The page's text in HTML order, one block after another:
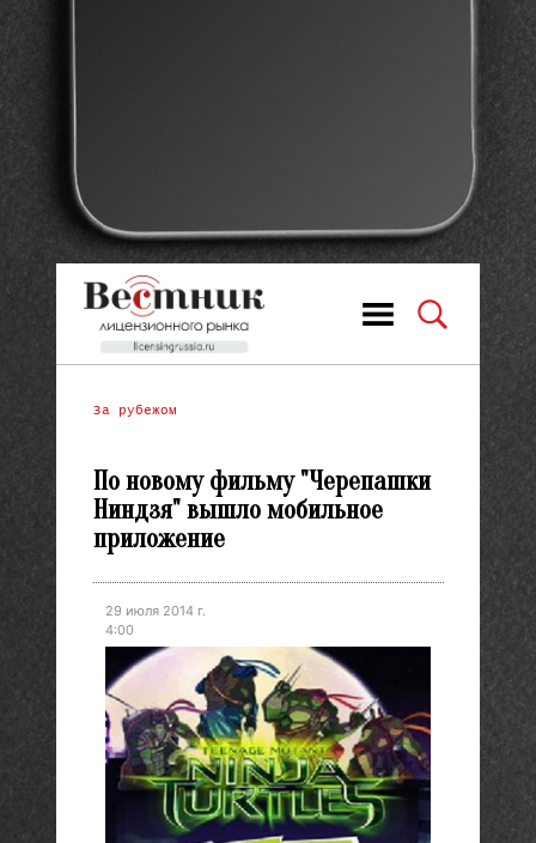
За рубежом
По новому фильму "Черепашки
Ниндзя" вышло мобильное
приложение
29 июля 2014 г.
4:00